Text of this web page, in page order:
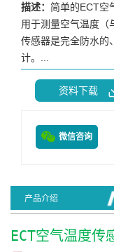
描述： 简单的ECT空
用于测量空气温度（
传感器是完全防水的
计。...
资料下载
微信咨询
产品介绍
ECT空气温度传